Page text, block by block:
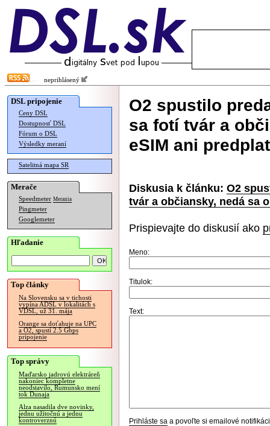
neprihlásený
DSL pripojenie
Ceny DSL
Dostupnosť DSL
Fórum o DSL
Výsledky meraní
Satelitná mapa SR
Merače
Speedmeter Merania
Pingmeter
Googlemeter
Hľadanie
Top články
Na Slovensku sa v tichosti
vypína ADSL v lokalitách s
VDSL, už 31. mája
Orange sa doťahuje na UPC
a O2, spustí 2.5 Gbps
pripojenie
Top správy
Maďarsko jadrovú elektráreň
nakoniec kompletne
neodstavilo, Rumunsko mení
tok Dunaja
Alza nasadila dve novinky,
jednu užitočnú a jednu
kontroverznú
O2 spustilo
sa fotí tvár a
eSIM ani
Diskusia k článku: O2
tvár a občiansky, nedá sa
Prispievajte do diskusií ako
Meno:
Titulok:
Text:
Prihláste sa a povoľte si emailové